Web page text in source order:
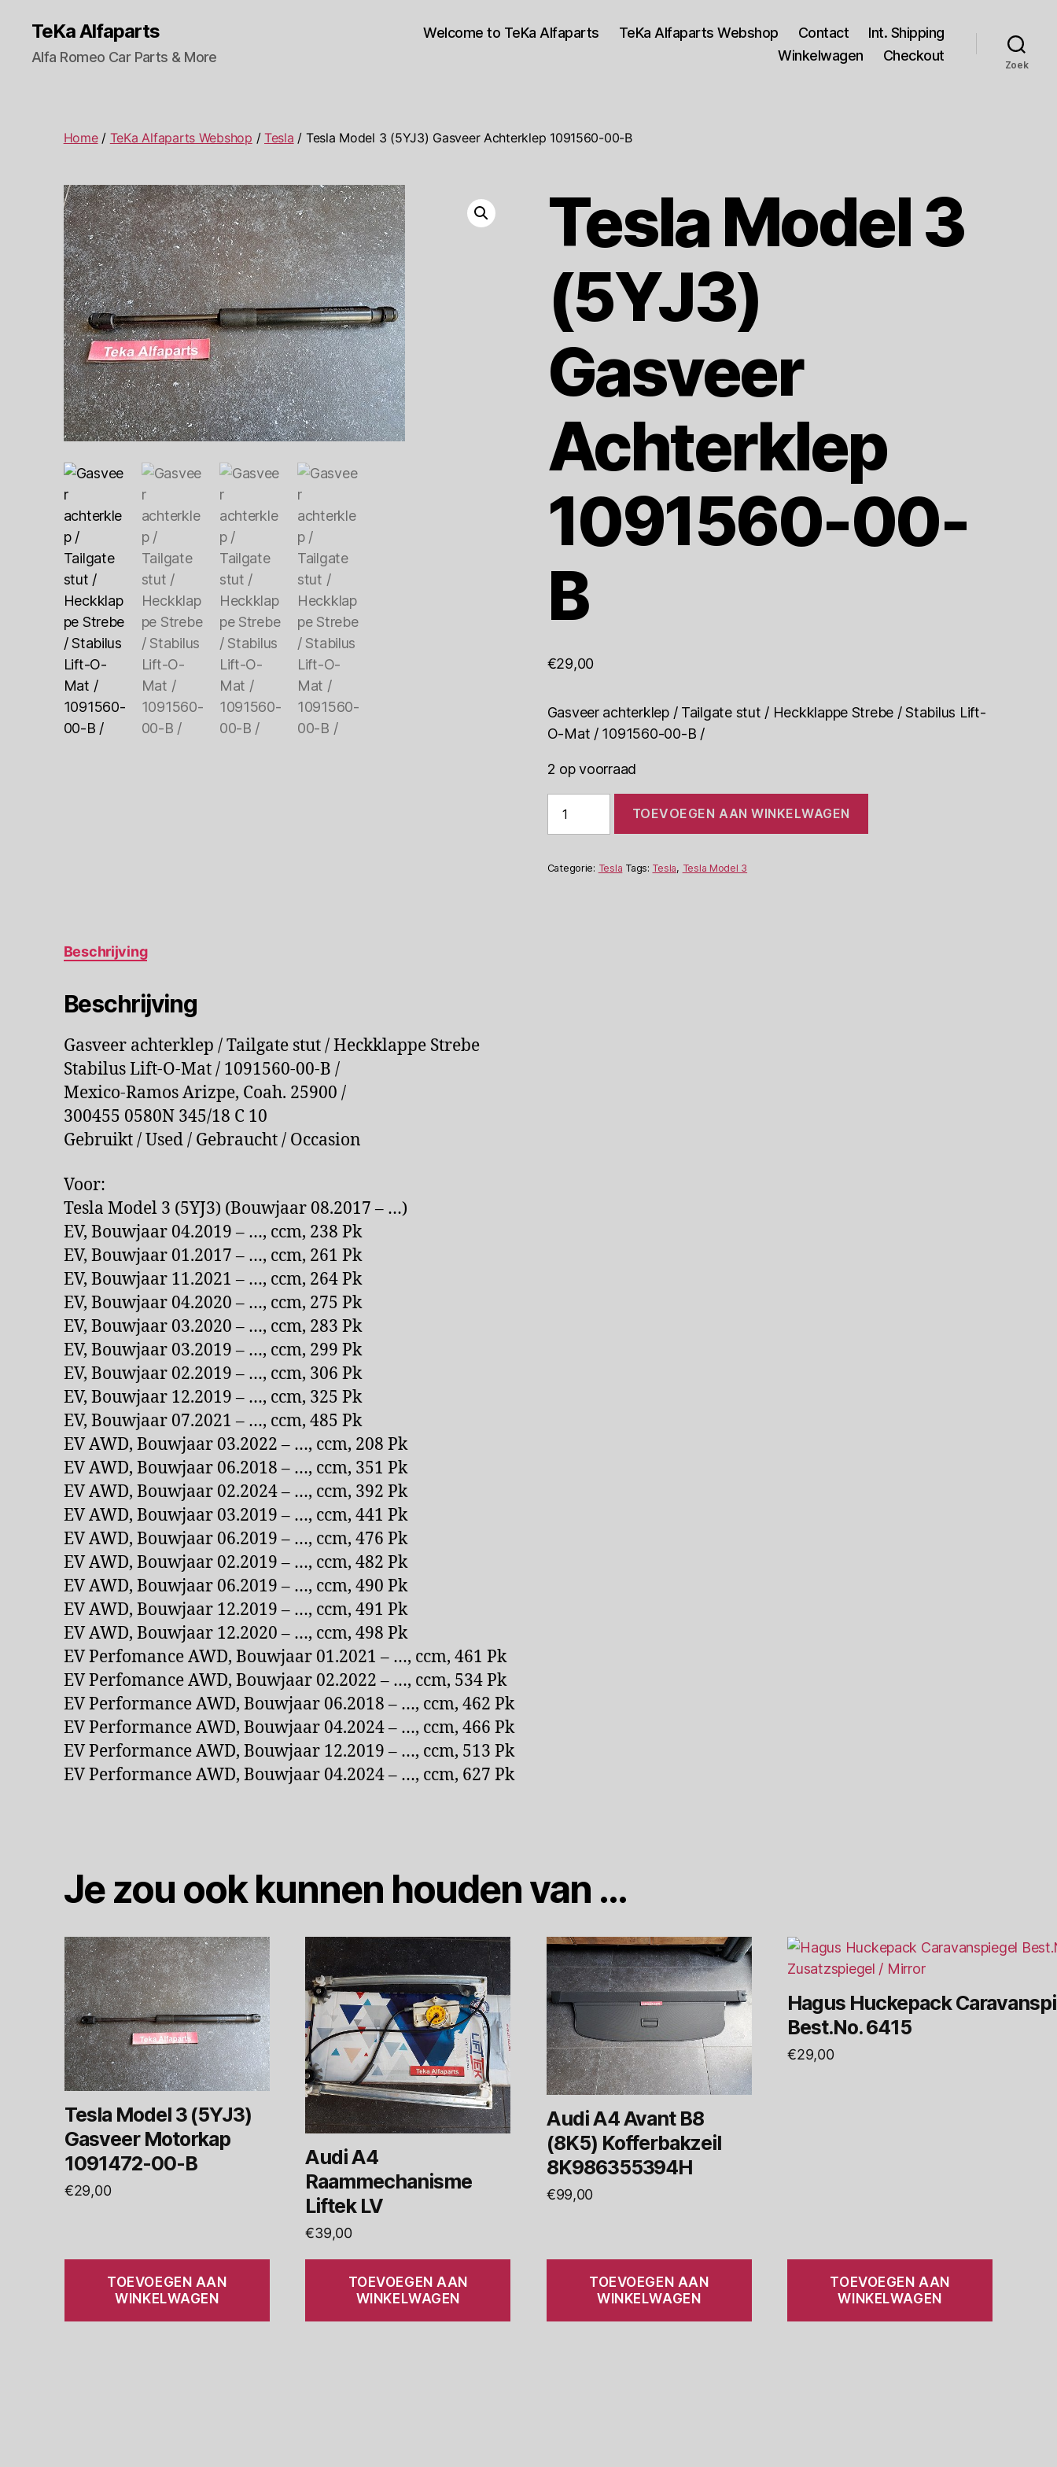
TeKa Alfaparts
Alfa Romeo Car Parts & More
Welcome to TeKa Alfaparts TeKa Alfaparts Webshop Contact
Int. Shipping
Winkelwagen
Checkout
Zoek
Home/ TeKa Alfaparts Webshop /Tesla / Tesla Model 3 (5YJ3) Gasveer Achterklep 1091560-00-B
Tesla Model 3
(5YJ3)
Gasveer
Achterklep
1091560-00-
B
€29,00
Gasveer achterklep / Tailgate stut / Heckklappe Strebe / Stabilus Lift-
O-Mat / 1091560-00-B /
2 op voorraad
Model
3
Gasveer
Achterklep
TOEVOEGEN AAN WINKELWAGEN
Categorie: Tesla Tags: Tesla, Tesla Model 3
Beschrijving
Beschrijving
Gasveer achterklep / Tailgate stut / Heckklappe Strebe
Stabilus Lift-O-Mat / 1091560-00-B /
Mexico-Ramos Arizpe, Coah. 25900 /
300455 0580N 345/18 C 10
Gebruikt / Used / Gebraucht / Occasion
Voor:
Tesla Model 3 (5YJ3) (Bouwjaar 08.2017 – …)
EV, Bouwjaar 04.2019 – …, ccm, 238 Pk
EV, Bouwjaar 01.2017 – …, ccm, 261 Pk
EV, Bouwjaar 11.2021 – …, ccm, 264 Pk
EV, Bouwjaar 04.2020 – …, ccm, 275 Pk
EV, Bouwjaar 03.2020 – …, ccm, 283 Pk
EV, Bouwjaar 03.2019 – …, ccm, 299 Pk
EV, Bouwjaar 02.2019 – …, ccm, 306 Pk
EV, Bouwjaar 12.2019 – …, ccm, 325 Pk
EV, Bouwjaar 07.2021 – …, ccm, 485 Pk
EV AWD, Bouwjaar 03.2022 – …, ccm, 208 Pk
EV AWD, Bouwjaar 06.2018 – …, ccm, 351 Pk
EV AWD, Bouwjaar 02.2024 – …, ccm, 392 Pk
EV AWD, Bouwjaar 03.2019 – …, ccm, 441 Pk
EV AWD, Bouwjaar 06.2019 – …, ccm, 476 Pk
EV AWD, Bouwjaar 02.2019 – …, ccm, 482 Pk
EV AWD, Bouwjaar 06.2019 – …, ccm, 490 Pk
EV AWD, Bouwjaar 12.2019 – …, ccm, 491 Pk
EV AWD, Bouwjaar 12.2020 – …, ccm, 498 Pk
EV Perfomance AWD, Bouwjaar 01.2021 – …, ccm, 461 Pk
EV Perfomance AWD, Bouwjaar 02.2022 – …, ccm, 534 Pk
EV Performance AWD, Bouwjaar 06.2018 – …, ccm, 462 Pk
EV Performance AWD, Bouwjaar 04.2024 – …, ccm, 466 Pk
EV Performance AWD, Bouwjaar 12.2019 – …, ccm, 513 Pk
EV Performance AWD, Bouwjaar 04.2024 – …, ccm, 627 Pk
Je zou ook kunnen houden van …
Tesla Model 3 (5YJ3)
Gasveer Motorkap
1091472-00-B
€29,00
TOEVOEGEN AAN
WINKELWAGEN
Audi A4
Raammechanisme
Liftek LV
€39,00
TOEVOEGEN AAN
WINKELWAGEN
Audi A4 Avant B8
(8K5) Kofferbakzeil
8K986355394H
€99,00
TOEVOEGEN AAN
WINKELWAGEN
Hagus Huckepack
Best.No. 6415
€29,00
TOEVOEGEN AAN
WINKELWAGEN